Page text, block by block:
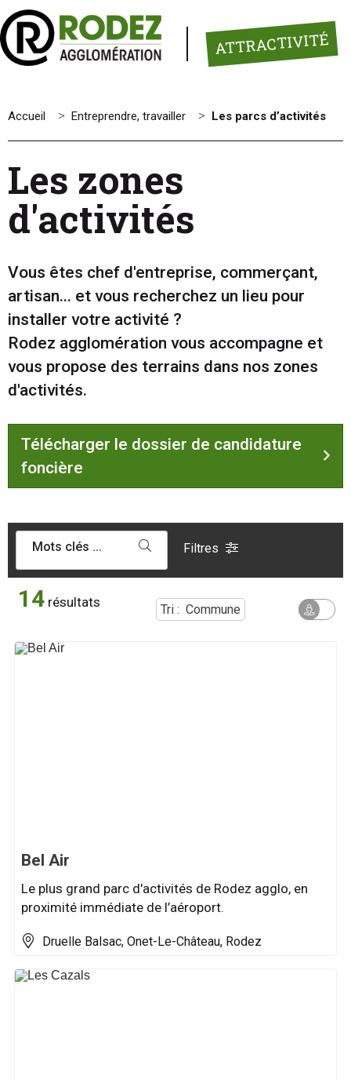
ATTRACTIVITÉ
Accueil > Entreprendre, travailler > Les parcs d’activités
Les zones
d'activités
Vous êtes chef d'entreprise, commerçant,
artisan... et vous recherchez un lieu pour
installer votre activité ?
Rodez agglomération vous accompagne et
vous propose des terrains dans nos zones
d'activités.
Télécharger le dossier de candidature
foncière
Mots clés ... Filtres
14 résultats Tri : Commune
Bel Air
Le plus grand parc d'activités de Rodez agglo, en
proximité immédiate de l’aéroport.
Druelle Balsac, Onet-Le-Château, Rodez